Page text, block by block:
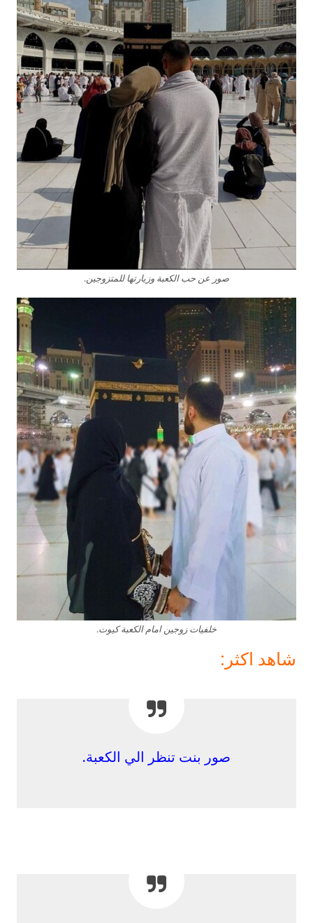
صور عن حب الكعبة وزيارتها للمتزوجين.
خلفيات زوجين امام الكعبة كيوت.
شاهد اكثر:
صور بنت تنظر الي الكعبة.